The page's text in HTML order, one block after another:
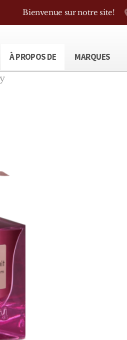
Bienvenue sur notre site!
À PROPOS DE MARQUES